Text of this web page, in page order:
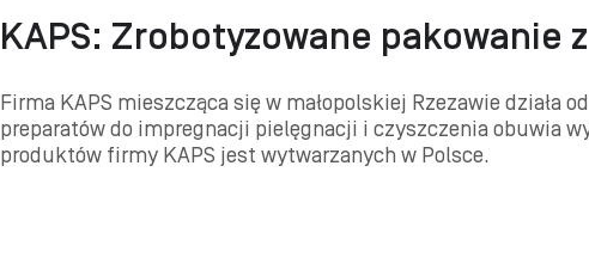
KAPS: Zrobotyzowane pakowanie
Firma KAPS mieszcząca się w małopolskiej Rzezawie działa
preparatów do impregnacji pielęgnacji i czyszczenia obuwia
produktów firmy KAPS jest wytwarzanych w Polsce.